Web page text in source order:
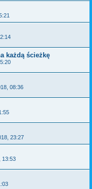
każdą ścieżkę
08:36
23:27
13:53